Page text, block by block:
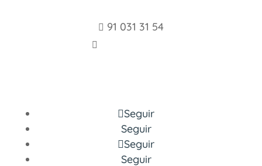
 91 031 31 54

Seguir
Seguir
Seguir
Seguir